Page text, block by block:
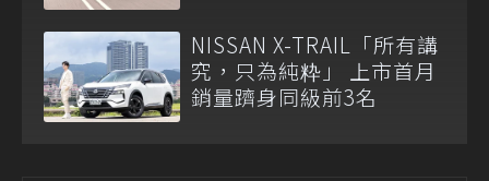
NISSAN X-TRAIL「所有講
究，只為純粋」 上市首月
銷量躋身同級前3名